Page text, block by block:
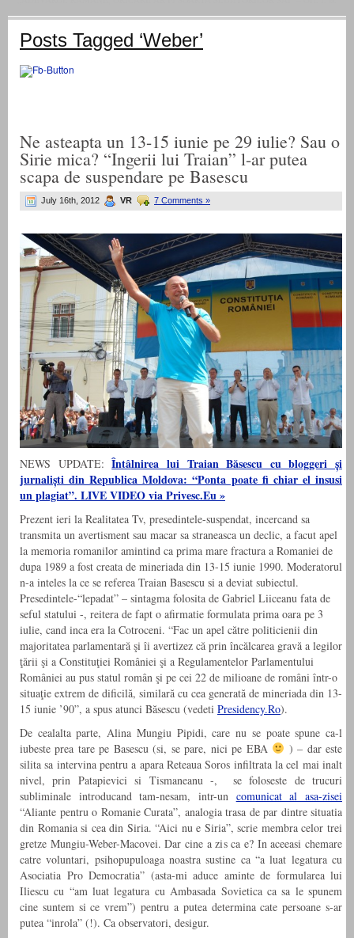
Posts Tagged ‘Weber’
Ne asteapta un 13-15 iunie pe 29 iulie? Sau o
Sirie mica? “Ingerii lui Traian” l-ar putea
scapa de suspendare pe Basescu
July 16th, 2012 VR 7 Comments »
NEWS UPDATE:Întâlnirea lui Traian Băsescu cu bloggeri și
jurnaliști din Republica Moldova: “Ponta poate fi chiar el insusi
un plagiat”. LIVE VIDEO via Privesc.Eu »
Prezent ieri la Realitatea Tv, presedintele-suspendat, incercand sa
transmita un avertisment sau macar sa straneasca un declic, a facut apel
la memoria romanilor amintind ca prima mare fractura a Romaniei de
dupa 1989 a fost creata de mineriada din 13-15 iunie 1990. Moderatorul
n-a inteles la ce se referea Traian Basescu si a deviat subiectul.
Presedintele-“lepadat” – sintagma folosita de Gabriel Liiceanu fata de
seful statului -, reitera de fapt o afirmatie formulata prima oara pe 3
iulie, cand inca era la Cotroceni. “Fac un apel către politicienii din
majoritatea parlamentară şi îi avertizez că prin încălcarea gravă a legilor
ţării şi a Constituţiei României şi a Regulamentelor Parlamentului
României au pus statul român şi pe cei 22 de milioane de români într-o
situaţie extrem de dificilă, similară cu cea generată de mineriada din 13-
15 iunie ’90”, a spus atunci Băsescu (vedeti Presidency.Ro).
De cealalta parte, Alina Mungiu Pipidi, care nu se poate spune ca-l
iubeste prea tare pe Basescu (si, se pare, nici pe EBA
) – dar este
silita sa intervina pentru a apara Reteaua Soros infiltrata la cel mai inalt
nivel, prin Patapievici si Tismaneanu -, se foloseste de trucuri
subliminale introducand tam-nesam, intr-un comunicat al asa-zisei
“Aliante pentru o Romanie Curata”, analogia trasa de par dintre situatia
din Romania si cea din Siria. “Aici nu e Siria”, scrie membra celor trei
gretze Mungiu-Weber-Macovei. Dar cine a zis ca e? In aceeasi chemare
catre voluntari, psihopupuloaga noastra sustine ca “a luat legatura cu
Asociatia Pro Democratia” (asta-mi aduce aminte de formularea lui
Iliescu cu “am luat legatura cu Ambasada Sovietica ca sa le spunem
cine suntem si ce vrem”) pentru a putea determina cate persoane s-ar
putea “inrola” (!). Ca observatori, desigur.